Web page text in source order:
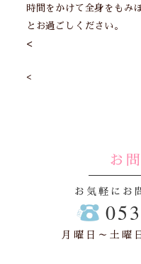
時間をかけて全身をもみ
とお過ごしください。
<
<
お
お気軽にお
月曜日～土曜